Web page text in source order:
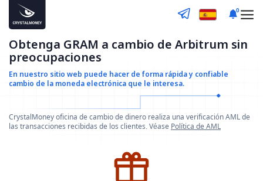
0
Obtenga GRAM a cambio de Arbitrum sin
preocupaciones
En nuestro sitio web puede hacer de forma rápida y confiable
cambio de la moneda electrónica que le interesa.
CrystalMoney oficina de cambio de dinero realiza una verificación AML de
las transacciones recibidas de los clientes. Véase Política de AML